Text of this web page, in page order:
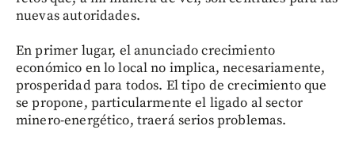
nuevas autoridades.
En primer lugar, el anunciado crecimiento
económico en lo local no implica, necesariamente,
prosperidad para todos. El tipo de crecimiento que
se propone, particularmente el ligado al sector
minero-energético, traerá serios problemas.